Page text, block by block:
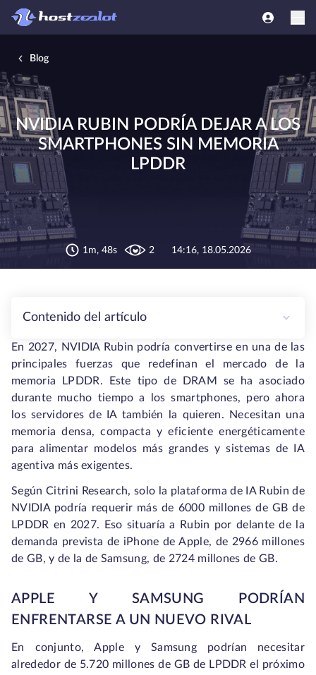
Blog
NVIDIA RUBIN PODRÍA DEJAR A LOS
SMARTPHONES SIN MEMORIA
LPDDR
1m, 48s 2 14:16, 18.05.2026
Contenido del artículo
En 2027, NVIDIA Rubin podría convertirse en una de las
principales fuerzas que redefinan el mercado de la
memoria LPDDR. Este tipo de DRAM se ha asociado
durante mucho tiempo a los smartphones, pero ahora
los servidores de IA también la quieren. Necesitan una
memoria densa, compacta y eficiente energéticamente
para alimentar modelos más grandes y sistemas de IA
agentiva más exigentes.
Según Citrini Research, solo la plataforma de IA Rubin de
NVIDIA podría requerir más de 6000 millones de GB de
LPDDR en 2027. Eso situaría a Rubin por delante de la
demanda prevista de iPhone de Apple, de 2966 millones
de GB, y de la de Samsung, de 2724 millones de GB.
APPLE Y SAMSUNG PODRÍAN
ENFRENTARSE A UN NUEVO RIVAL
En conjunto, Apple y Samsung podrían necesitar
alrededor de 5.720 millones de GB de LPDDR el próximo